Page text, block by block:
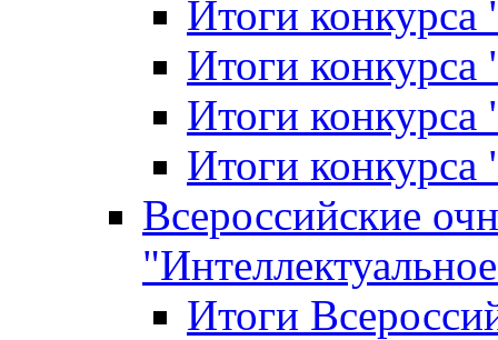
Итоги
Итоги конкурса
Итоги
Итоги
Всероссийские
Итоги